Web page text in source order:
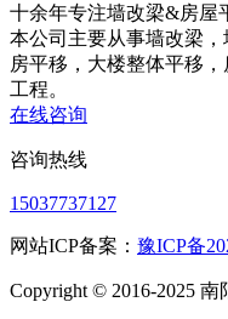
十余年专注墙改梁&房屋
本公司主要从事墙改梁
房平移，大楼整体平移
工程。
在线咨询
咨询热线
15037737127
网站ICP备案： 豫ICP备
Copyright © 2016-2025